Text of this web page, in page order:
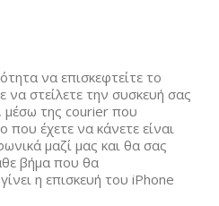
να επισκεφτείτε το
να στείλετε την συσκευή σας
μέσω της courier που
έχετε να κάνετε είναι
μαζί μας και θα σας
βήμα που θα
η επισκευή του iPhone